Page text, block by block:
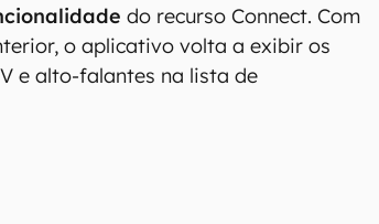
do recurso Connect. Com
o aplicativo volta a exibir os
e alto-falantes na lista de